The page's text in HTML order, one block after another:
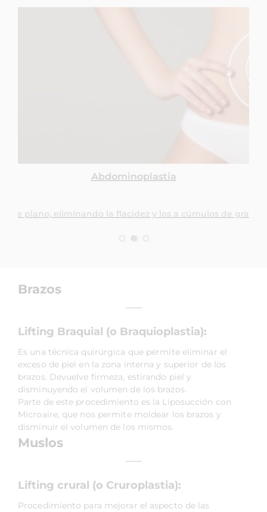
Abdominoplastia
plano, eliminando la flacidez y los a cúmulos de
Brazos
Lifting Braquial (o Braquioplastia):
Es una técnica quirúrgica que permite eliminar el
exceso de piel en la zona interna y superior de los
brazos. Devuelve firmeza, estirando piel y
disminuyendo el volumen de los brazos.
Parte de este procedimiento es la Liposucción con
Microaire, que nos permite moldear los brazos y
disminuir el volumen de los mismos.
Muslos
Lifting crural (o Cruroplastia):
Procedimiento para mejorar el aspecto de las